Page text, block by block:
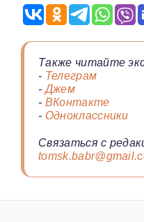
Также читайте
- Телеграм
-Джем
- ВКонтакте
- Одноклассники
Связаться с